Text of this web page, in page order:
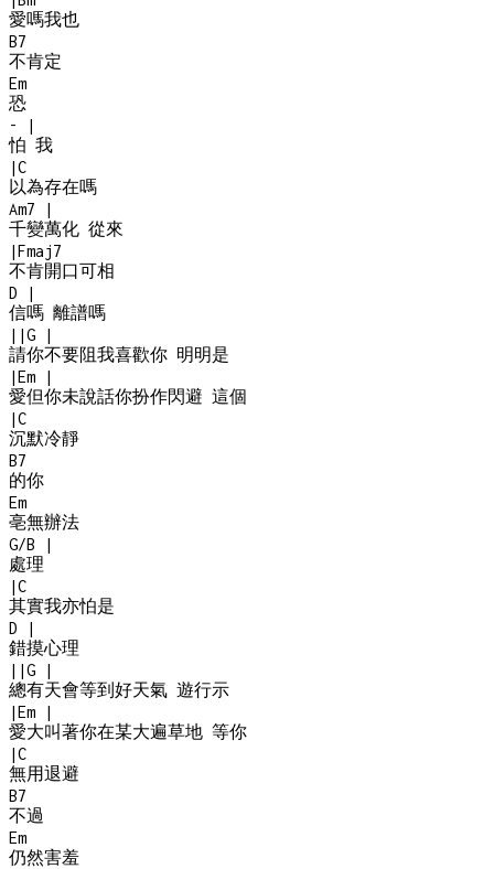
愛嗎我也
B7
不肯定
Em
恐
-
|
怕 我
|C
以為存在嗎
Am7
|
千變萬化 從來
|Fmaj7
不肯開口可相
D
|
信嗎 離譜嗎
| |G
|
請你不要阻我喜歡你 明明是
|Em
|
愛但你未說話你扮作閃避 這個
|C
沉默冷靜
B7
的你
Em
亳無辦法
G/B
|
處理
|C
其實我亦怕是
D
|
錯摸心理
| |G
|
總有天會等到好天氣 遊行示
|Em
|
愛大叫著你在某大遍草地 等你
|C
無用退避
B7
不過
Em
仍然害羞